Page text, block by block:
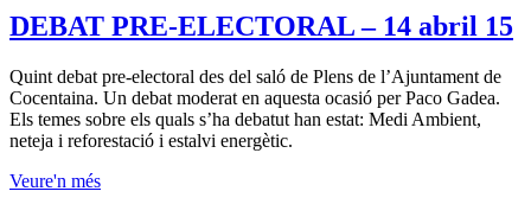
DEBAT PRE-ELECTORAL – 14 abril 15
Quint debat pre-electoral des del saló de Plens de l’Ajuntament de
Cocentaina. Un debat moderat en aquesta ocasió per Paco Gadea.
Els temes sobre els quals s’ha debatut han estat: Medi Ambient,
neteja i reforestació i estalvi energètic.
Veure'n més